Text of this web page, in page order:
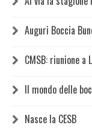
Auguri Boccia
CMSB: riunione a
Il mondo delle
Nasce la CESB